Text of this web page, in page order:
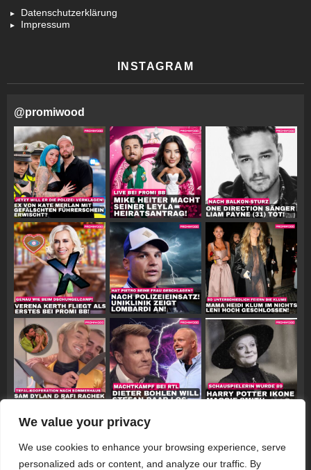
We value your privacy
We use cookies to enhance your browsing experience, serve
personalized ads or content, and analyze our traffic. By
Datenschutzerklärung
Impressum
INSTAGRAM
@promiwood
Follow on Instagram